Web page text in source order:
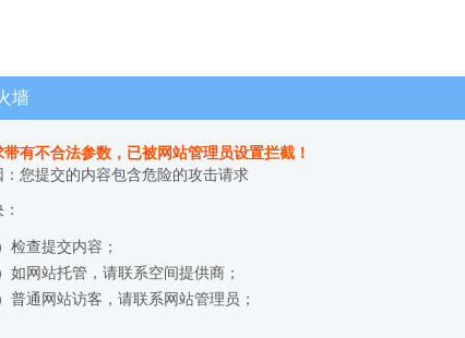
墙
有不合法参数，已被网站管理员设置拦截！
：您提交的内容包含危险的攻击请求
检查提交内容；
如网站托管，请联系空间提供商；
普通网站访客，请联系网站管理员；